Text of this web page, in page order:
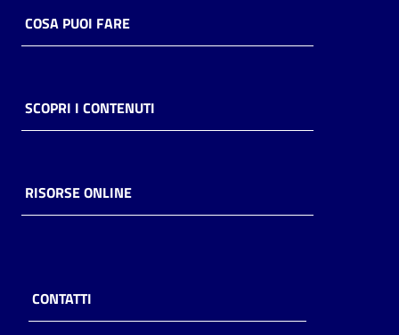
Chiedi al
bibliotecario
Orari
COSA PUOI FARE
SCOPRI I CONTENUTI
RISORSE ONLINE
CONTATTI